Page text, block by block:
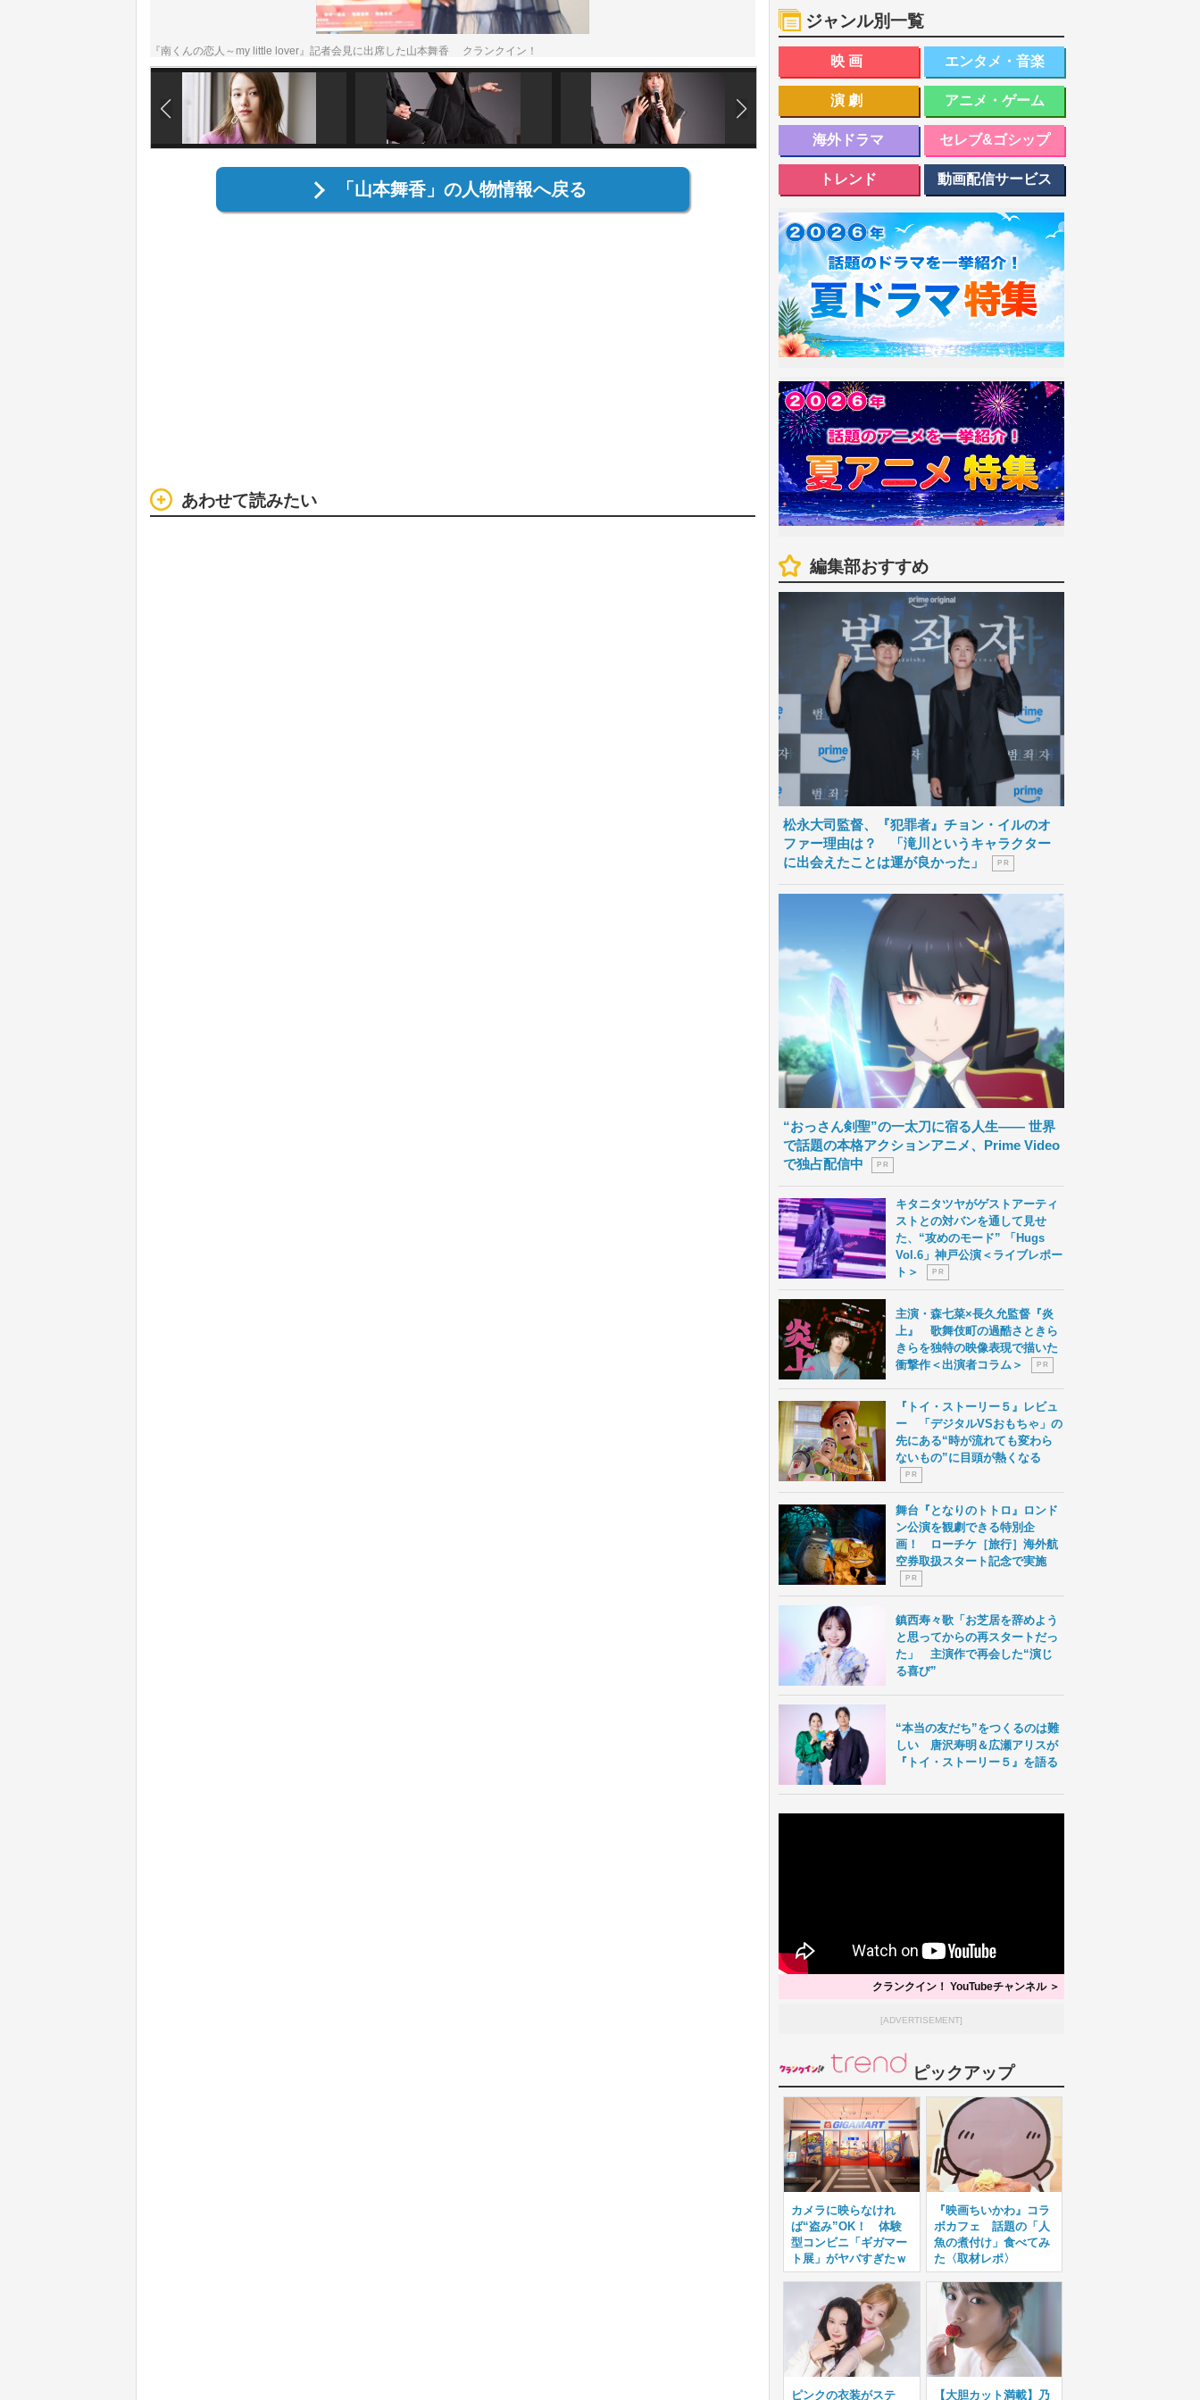
『南くんの恋人～my little lover』記者会見に出席した山本舞香 クランクイン！
「山本舞香」の人物情報へ戻る
あわせて読みたい
ジャンル別一覧
映画 エンタメ・音楽
演劇 アニメ・ゲーム
海外ドラマ セレブ&ゴシップ
トレンド 動画配信サービス
編集部おすすめ
松永大司監督、『犯罪者』チョン・イルのオ
ファー理由は？ 「滝川というキャラクター
に出会えたことは運が良かった」
P R
“おっさん剣聖”の一太刀に宿る人生―― 世界
で話題の本格アクションアニメ、Prime Video
で独占配信中
P R
キタニタツヤがゲストアーティ
ストとの対バンを通して見せ
た、“攻めのモード” 「Hugs
Vol.6」神戸公演＜ライブレポー
ト＞
P R
主演・森七菜×長久允監督『炎
上』 歌舞伎町の過酷さときら
きらを独特の映像表現で描いた
衝撃作＜出演者コラム＞
P R
『トイ・ストーリー５』レビュ
ー 「デジタルVSおもちゃ」の
先にある“時が流れても変わら
ないもの”に目頭が熱くなる
P R
舞台『となりのトトロ』ロンド
ン公演を観劇できる特別企
画！ ローチケ［旅行］海外航
空券取扱スタート記念で実施
P R
鎮西寿々歌「お芝居を辞めよう
と思ってからの再スタートだっ
た」 主演作で再会した“演じ
る喜び”
“本当の友だち”をつくるのは難
しい 唐沢寿明＆広瀬アリスが
『トイ・ストーリー５』を語る
クランクイン！ YouTubeチャンネル ＞
[ADVERTISEMENT]
ピックアップ
カメラに映らなけれ
ば“盗み”OK！ 体験
型コンビニ「ギガマー
ト展」がヤバすぎたｗ
『映画ちいかわ』コラ
ボカフェ 話題の「人
魚の煮付け」食べてみ
た〈取材レポ〉
ピンクの衣装がステ 【大胆カット満載】乃